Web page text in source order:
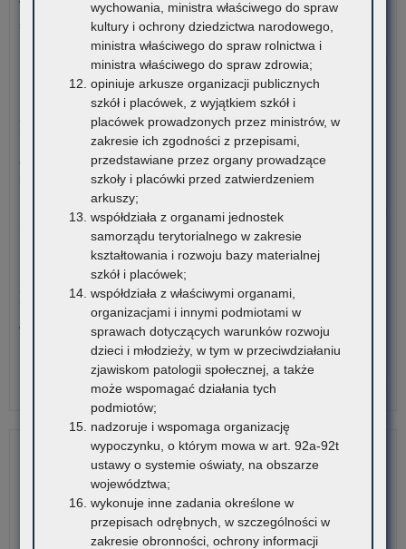
W tych terminach Urząd pozostanie nieczynny. Wszystkie
sprawy będzie można…
30 lipca 2026
Możliwość wykorzystania Platformy do diagnozy
Zakończyły się prace związane z modyfikacją i optymalizacją
systemu związanego…
28 lipca 2026
Zatrudnianie za zgodą Małopolskiego Kuratora Oświaty –
komunikat organizacyjny
W związku z dużą liczbą wniosków o wyrażenie zgody
Małopolskiego…
wychowania, ministra właściwego do spraw
kultury i ochrony dziedzictwa narodowego,
ministra właściwego do spraw rolnictwa i
ministra właściwego do spraw zdrowia;
opiniuje arkusze organizacji publicznych
szkół i placówek, z wyjątkiem szkół i
placówek prowadzonych przez ministrów, w
zakresie ich zgodności z przepisami,
przedstawiane przez organy prowadzące
szkoły i placówki przed zatwierdzeniem
arkuszy;
współdziała z organami jednostek
samorządu terytorialnego w zakresie
kształtowania i rozwoju bazy materialnej
szkół i placówek;
współdziała z właściwymi organami,
organizacjami i innymi podmiotami w
sprawach dotyczących warunków rozwoju
dzieci i młodzieży, w tym w przeciwdziałaniu
zjawiskom patologii społecznej, a także
może wspomagać działania tych
podmiotów;
nadzoruje i wspomaga organizację
wypoczynku, o którym mowa w art. 92a-92t
ustawy o systemie oświaty, na obszarze
województwa;
wykonuje inne zadania określone w
przepisach odrębnych, w szczególności w
zakresie obronności, ochrony informacji